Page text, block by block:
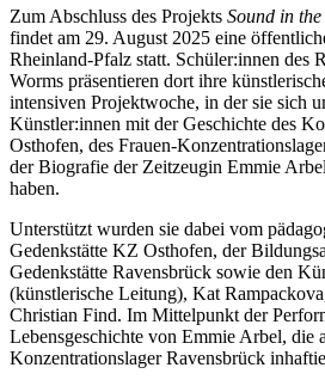
Zum Abschluss des Projekts Sound in
findet am 29. August 2025 eine
Rheinland-Pfalz statt. Schüler:innen des
Worms präsentieren dort ihre
intensiven Projektwoche, in der sie sich
Künstler:innen mit der Geschichte des
Osthofen, des Frauen-
der Biografie der Zeitzeugin Emmie
haben.
Unterstützt wurden sie dabei vom
Gedenkstätte KZ Osthofen, der
Gedenkstätte Ravensbrück sowie den
(künstlerische Leitung), Kat
Christian Find. Im Mittelpunkt der
Lebensgeschichte von Emmie Arbel, die
Konzentrationslager Ravensbrück